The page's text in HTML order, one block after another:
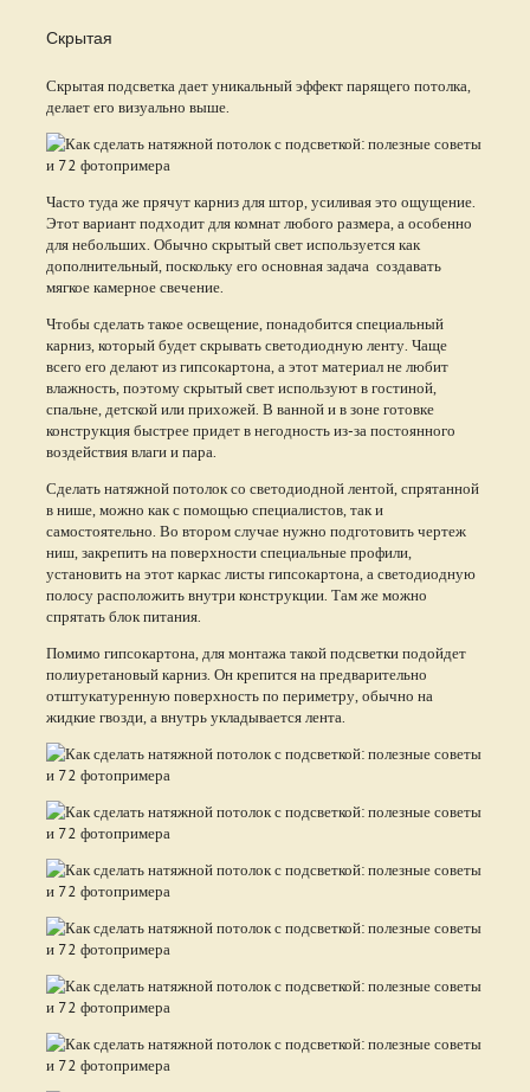
Скрытая
Скрытая подсветка дает уникальный эффект парящего потолка,
делает его визуально выше.
Часто туда же прячут карниз для штор, усиливая это ощущение.
Этот вариант подходит для комнат любого размера, а особенно
для небольших. Обычно скрытый свет используется как
дополнительный, поскольку его основная задача создавать
мягкое камерное свечение.
Чтобы сделать такое освещение, понадобится специальный
карниз, который будет скрывать светодиодную ленту. Чаще
всего его делают из гипсокартона, а этот материал не любит
влажность, поэтому скрытый свет используют в гостиной,
спальне, детской или прихожей. В ванной и в зоне готовке
конструкция быстрее придет в негодность из-за постоянного
воздействия влаги и пара.
Сделать натяжной потолок со светодиодной лентой, спрятанной
в нише, можно как с помощью специалистов, так и
самостоятельно. Во втором случае нужно подготовить чертеж
ниш, закрепить на поверхности специальные профили,
установить на этот каркас листы гипсокартона, а светодиодную
полосу расположить внутри конструкции. Там же можно
спрятать блок питания.
Помимо гипсокартона, для монтажа такой подсветки подойдет
полиуретановый карниз. Он крепится на предварительно
отштукатуренную поверхность по периметру, обычно на
жидкие гвозди, а внутрь укладывается лента.